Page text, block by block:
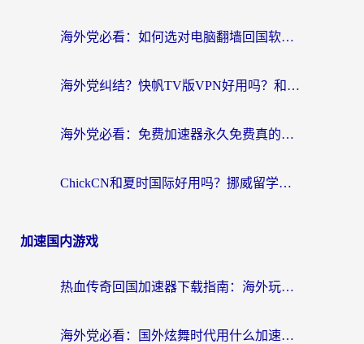
海外党必看：如何选对电脑翻墙回国软件，轻松解锁国内资源？
海外党纠结？快帆TV版VPN好用吗？和扇贝手游VPN对比哪个回国效果更好？
海外党必看：免费加速器永久免费真的存在吗？教你选对回国加速器无缝刷国内资源
ChickCN和夏时国际好用吗？挪威留学生亲测3款回国加速器，附穿梭和加速喵对比指南
加速国内游戏
热血传奇回国加速器下载指南：海外玩家如何流畅砍怪不卡顿？
海外党必看：国外炫舞时代用什么加速器比较好？解决延迟卡顿的终极方案